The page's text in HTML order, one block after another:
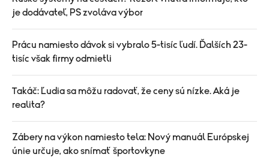
je dodávateľ, PS zvoláva výbor
Prácu namiesto dávok si vybralo 5-tisíc ľudí. Ďalších 23-
tisíc však firmy odmietli
Takáč: Ľudia sa môžu radovať, že ceny sú nízke. Aká je
realita?
Zábery na výkon namiesto tela: Nový manuál Európskej
únie určuje, ako snímať športovkyne